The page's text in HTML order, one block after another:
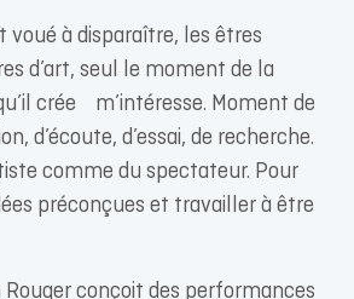
voué à disparaître, les êtres
d’art, seul le moment de la
crée m’intéresse. Moment de
d’écoute, d’essai, de recherche.
comme du spectateur. Pour
préconçues et travailler à être
Rouger conçoit des performances